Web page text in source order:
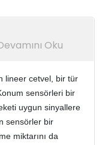
lineer cetvel, bir tür
sensörleri bir
uygun sinyallere
sensörler bir
miktarını da